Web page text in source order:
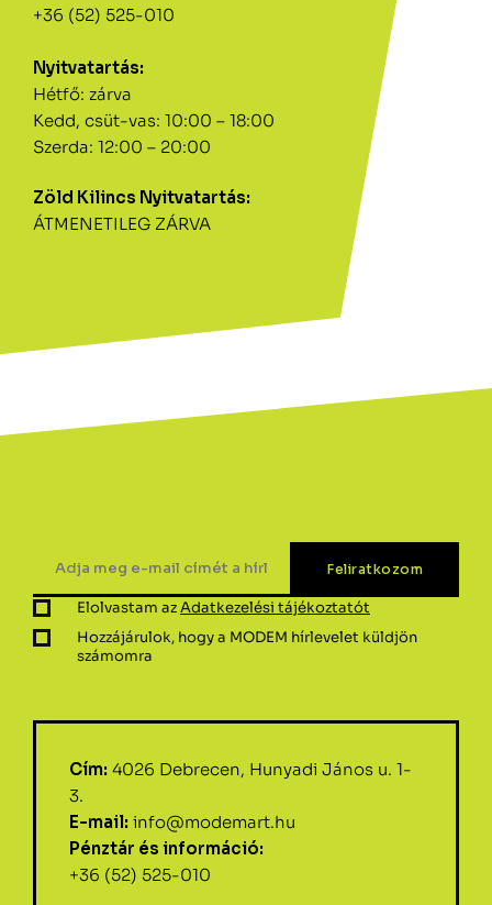
+36 (52) 525-010
Nyitvatartás:
Hétfő: zárva
Kedd, csüt-vas: 10:00 – 18:00
Szerda: 12:00 – 20:00
Zöld Kilincs Nyitvatartás:
ÁTMENETILEG ZÁRVA
Elolvastam azAdatkezelési tájékoztatót
Hozzájárulok, hogy a MODEM hírlevelet küldjön
számomra
Cím: 4026 Debrecen, Hunyadi János u. 1-
3.
E-mail: info@modemart.hu
Pénztár és információ:
+36 (52) 525-010